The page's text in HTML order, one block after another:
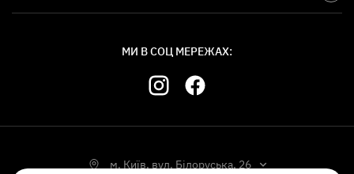
МИ В СОЦ МЕРЕЖАХ:
м. Київ, вул. Білоруська, 26